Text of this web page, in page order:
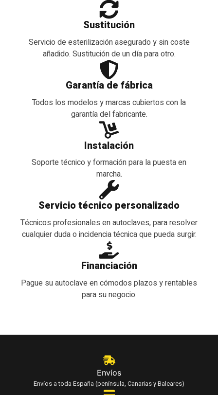
Sustitución
Servicio de esterilización asegurado y sin coste
añadido. Sustitución de un día para otro.
Garantía de fábrica
Todos los modelos y marcas cubiertos con la
garantía del fabricante.
Instalación
Soporte técnico y formación para la puesta en
marcha.
Servicio técnico personalizado
Técnicos profesionales en autoclaves, para resolver
cualquier duda o incidencia técnica que pueda surgir.
Financiación
Pague su autoclave en cómodos plazos y rentables
para su negocio.
Envíos
Envíos a toda España (península, Canarias y Baleares)